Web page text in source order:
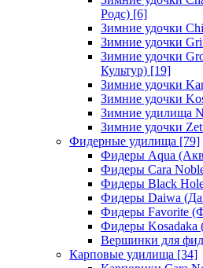
Родс) [6]
Зимние удочки
Зимние удочки
Зимние удочки
Культур) [19]
Зимние удочки
Зимние удочки
Зимние удилища
Зимние удочки
Фидерные удилища [79]
Фидеры Aqua
Фидеры Cara
Фидеры Black
Фидеры Daiwa
Фидеры Favorite
Фидеры Kosadaka
Вершинки для
Карповые удилища [34]